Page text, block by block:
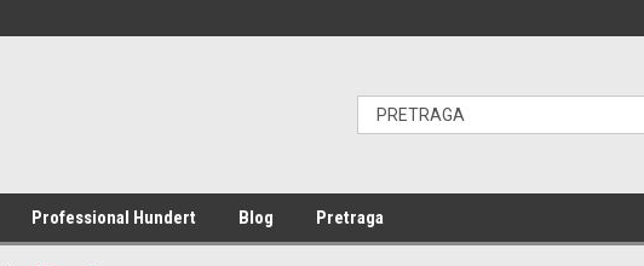
Professional Hundert Blog Pretraga